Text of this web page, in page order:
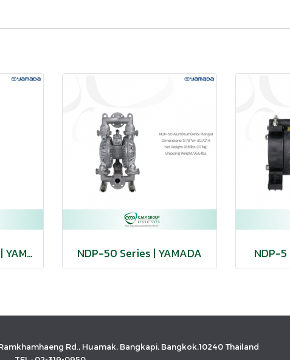
NDP-500BST Series | YAMADA NDP-50 Series | YAMADA NDP-5
Rd., Huamak, Bangkapi, Bangkok,10240 Thailand